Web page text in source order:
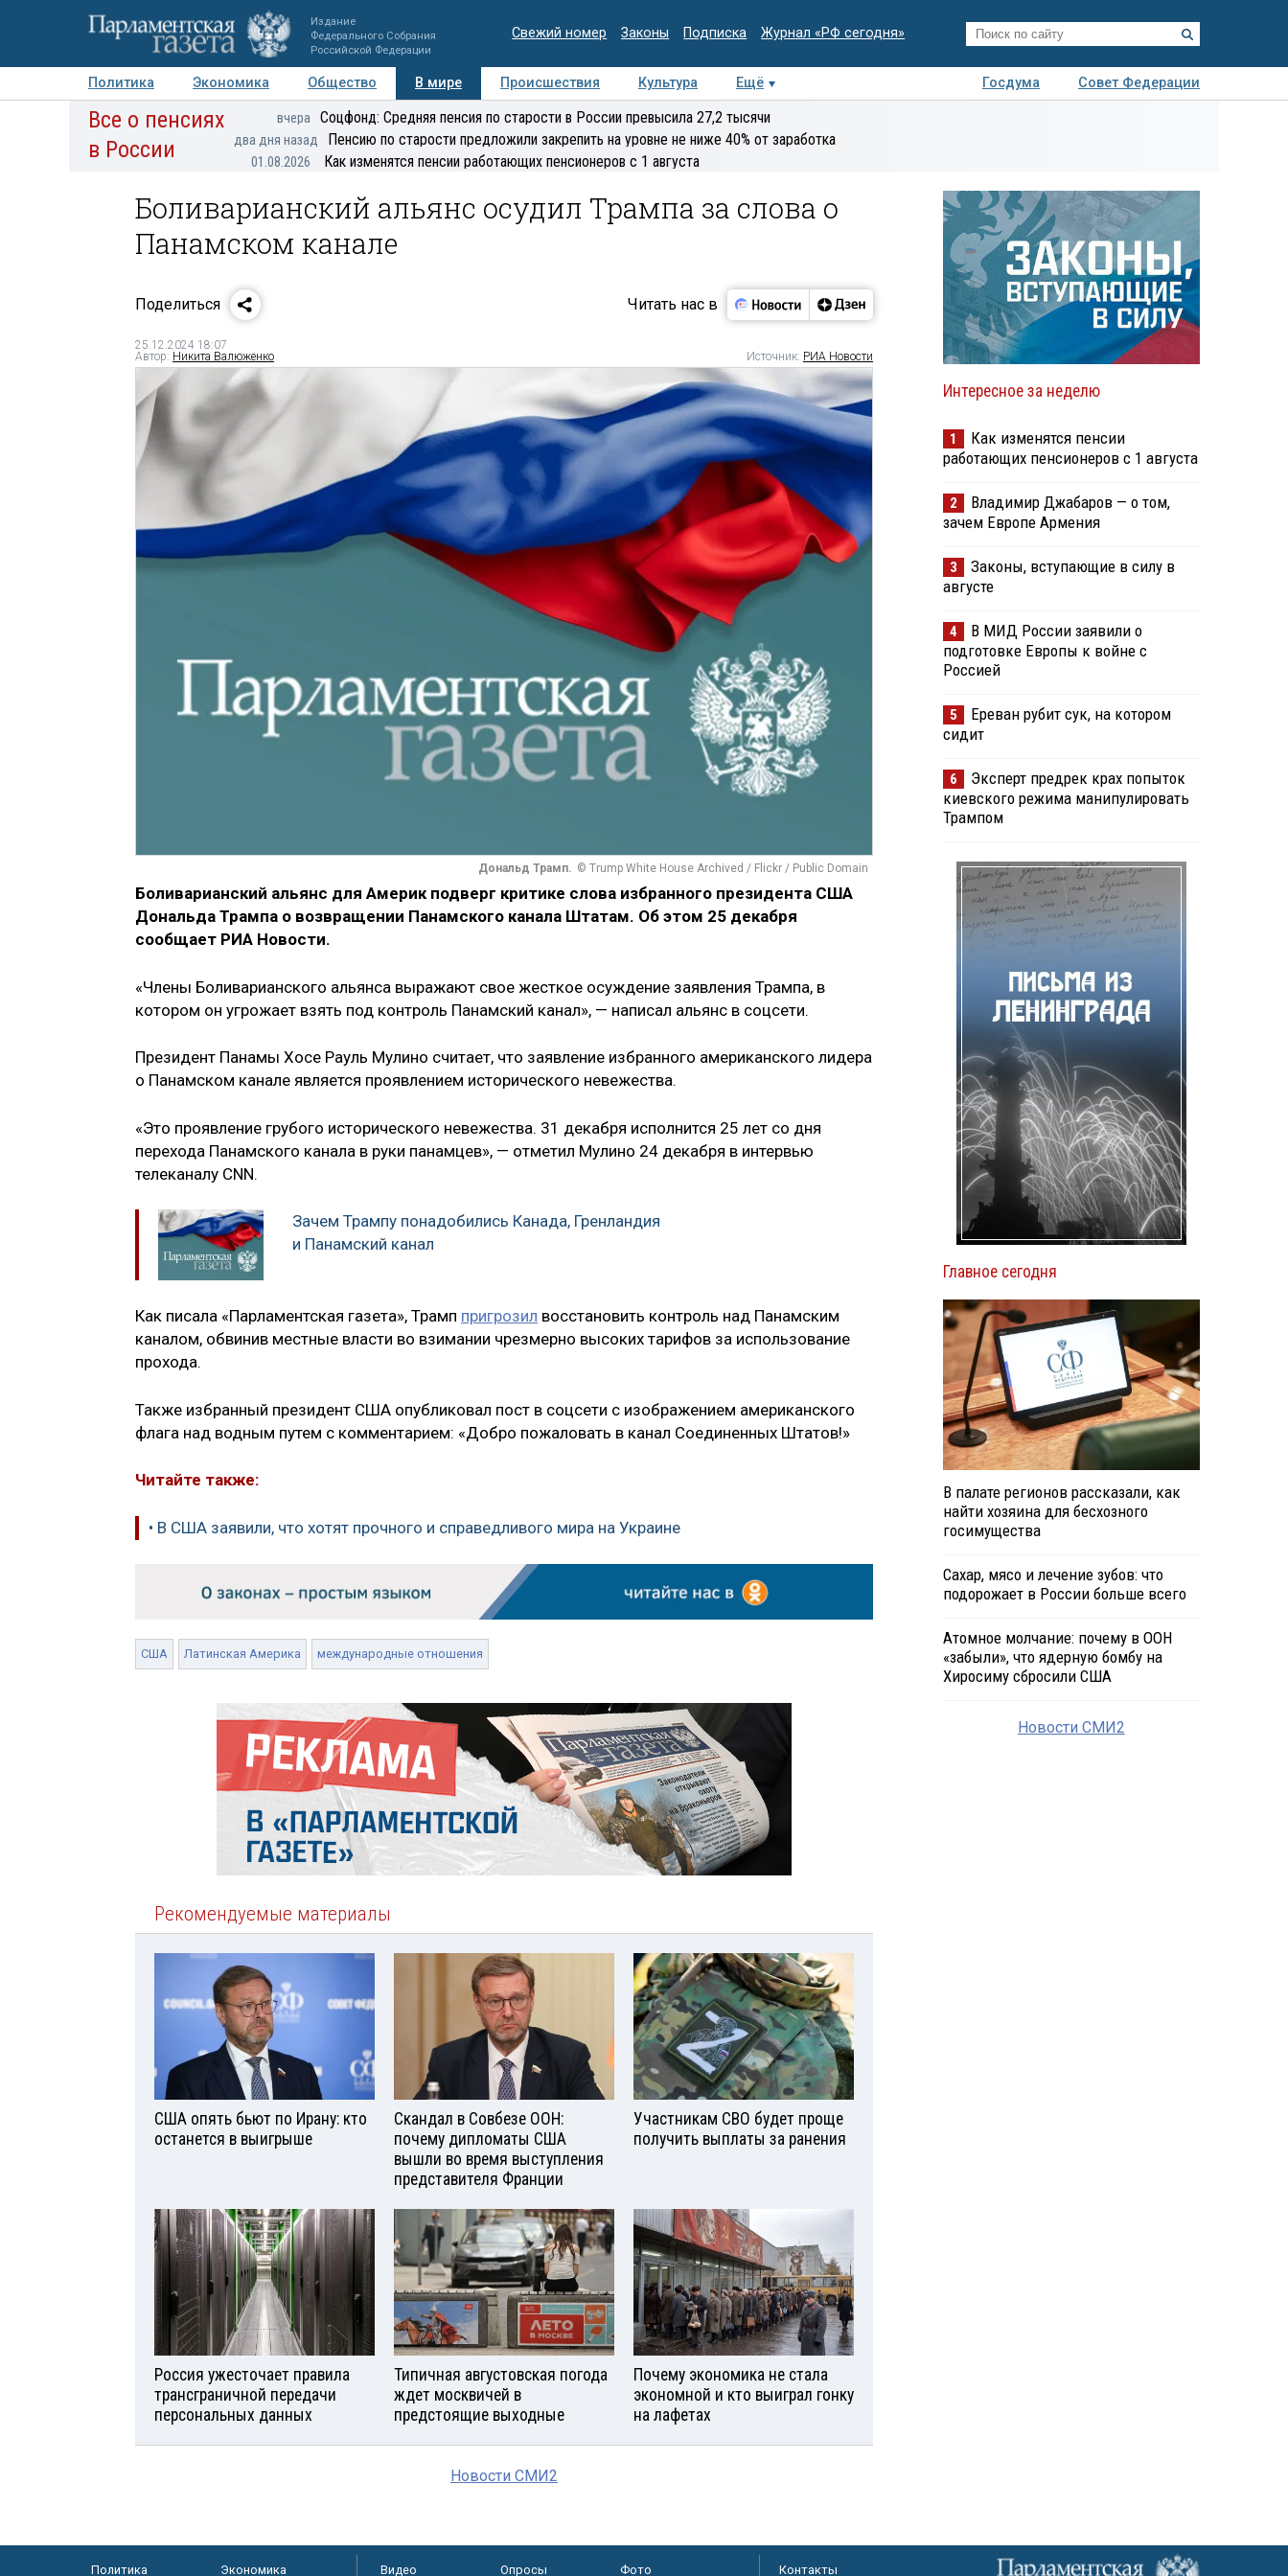
Издание
Федерального Собрания
Российской Федерации
Свежий номер Законы Подписка Журнал «РФ сегодня»
Политика Экономика Общество В мире Происшествия Культура Ещё Госдума
Совет Федерации
Авторы Персоны Мнения Регионы Медиацентр Интервью Колумнисты
экспертиза
Все о пенсиях
в России
вчера Соцфонд: Средняя пенсия по старости в России превысила 27,2 тысячи
два дня назад Пенсию по старости предложили закрепить на уровне не ниже 40% от заработка
01.08.2026 Как изменятся пенсии работающих пенсионеров с 1 августа
Боливарианский альянс осудил Трампа за слова о
Панамском канале
Поделиться Читать нас в
25.12.2024 18:07
Автор: Никита Валюженко Источник: РИА Новости
Дональд Трамп. © Trump White House Archived / Flickr / Public Domain
Боливарианский альянс для Америк подверг критике слова избранного президента США
Дональда Трампа о возвращении Панамского канала Штатам. Об этом 25 декабря
сообщает РИА Новости.
«Члены Боливарианского альянса выражают свое жесткое осуждение заявления Трампа, в
котором он угрожает взять под контроль Панамский канал», — написал альянс в соцсети.
Президент Панамы Хосе Рауль Мулино считает, что заявление избранного американского лидера
о Панамском канале является проявлением исторического невежества.
«Это проявление грубого исторического невежества. 31 декабря исполнится 25 лет со дня
перехода Панамского канала в руки панамцев», — отметил Мулино 24 декабря в интервью
телеканалу CNN.
Зачем Трампу понадобились Канада, Гренландия
и Панамский канал
Как писала «Парламентская газета», Трамп пригрозил восстановить контроль над Панамским
каналом, обвинив местные власти во взимании чрезмерно высоких тарифов за использование
прохода.
Также избранный президент США опубликовал пост в соцсети с изображением американского
флага над водным путем с комментарием: «Добро пожаловать в канал Соединенных Штатов!»
Читайте также:
• В США заявили, что хотят прочного и справедливого мира на Украине
США Латинская Америка международные отношения
Рекомендуемые материалы
США опять бьют по Ирану: кто
останется в выигрыше
Скандал в Совбезе ООН:
почему дипломаты США
вышли во время выступления
представителя Франции
Участникам СВО будет проще
получить выплаты за ранения
Россия ужесточает правила
трансграничной передачи
персональных данных
Типичная августовская погода
ждет москвичей в
предстоящие выходные
Почему экономика не стала
экономной и кто выиграл гонку
на лафетах
Новости СМИ2
Интересное за неделю
1
Как изменятся пенсии
работающих пенсионеров с 1 августа
2
Владимир Джабаров — о том,
зачем Европе Армения
3
Законы, вступающие в силу в
августе
4
В МИД России заявили о
подготовке Европы к войне с
Россией
5
Ереван рубит сук, на котором
сидит
6
Эксперт предрек крах попыток
киевского режима манипулировать
Трампом
Главное сегодня
В палате регионов рассказали, как
найти хозяина для бесхозного
госимущества
Сахар, мясо и лечение зубов: что
подорожает в России больше всего
Атомное молчание: почему в ООН
«забыли», что ядерную бомбу на
Хиросиму сбросили США
Новости СМИ2
Политика Экономика Видео Опросы Фото Контакты